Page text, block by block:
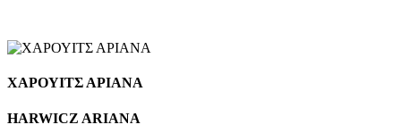
ΧΑΡΟΥΙΤΣ ΑΡΙΑΝΑ
HARWICZ ARIANA